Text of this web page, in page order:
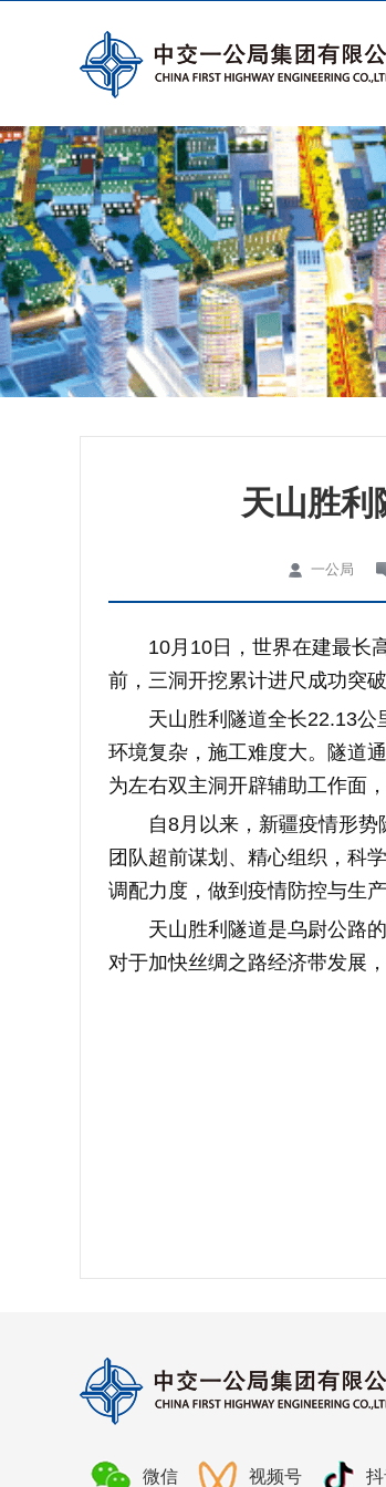
天山胜利
一公局
10月10日，世界在建最长
前，三洞开挖累计进尺成功突破
天山胜利隧道全长22.13公
环境复杂，施工难度大。隧道
为左右双主洞开辟辅助工作面
自8月以来，新疆疫情形
团队超前谋划、精心组织，科
调配力度，做到疫情防控与生
天山胜利隧道是乌尉公路
对于加快丝绸之路经济带发展
微信 视频号